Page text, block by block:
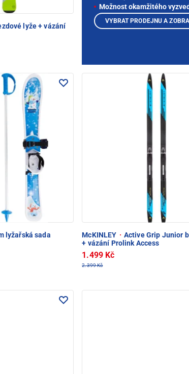
lyže + vázání
lyžařská sada
McKINLEY · Active Grip Junior
+ vázání Prolink Access
1.499 Kč
2.399 Kč
Možnost okamžitého